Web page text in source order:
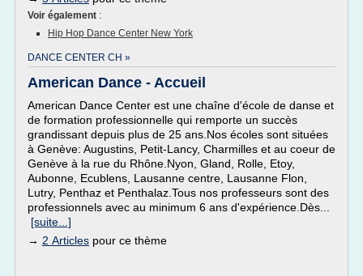
Voir également :
Hip Hop Dance Center New York
DANCE CENTER CH »
American Dance - Accueil
American Dance Center est une chaîne d'école de danse et
de formation professionnelle qui remporte un succès
grandissant depuis plus de 25 ans.Nos écoles sont situées
à Genève: Augustins, Petit-Lancy, Charmilles et au coeur de
Genève à la rue du Rhône.Nyon, Gland, Rolle, Etoy,
Aubonne, Ecublens, Lausanne centre, Lausanne Flon,
Lutry, Penthaz et Penthalaz.Tous nos professeurs sont des
professionnels avec au minimum 6 ans d'expérience.Dès...
[suite...]
→ 2 Articles pour ce thème